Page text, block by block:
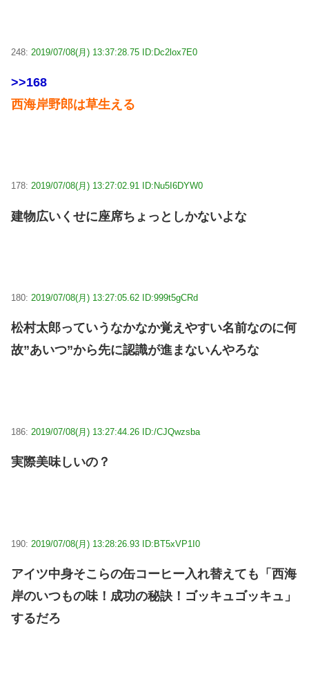
248: 2019/07/08(月) 13:37:28.75 ID:Dc2lox7E0
>>168
西海岸野郎は草生える
178: 2019/07/08(月) 13:27:02.91 ID:Nu5I6DYW0
建物広いくせに座席ちょっとしかないよな
180: 2019/07/08(月) 13:27:05.62 ID:999t5gCRd
松村太郎っていうなかなか覚えやすい名前なのに何
故”あいつ”から先に認識が進まないんやろな
186: 2019/07/08(月) 13:27:44.26 ID:/CJQwzsba
実際美味しいの？
190: 2019/07/08(月) 13:28:26.93 ID:BT5xVP1I0
アイツ中身そこらの缶コーヒー入れ替えても「西海
岸のいつもの味！成功の秘訣！ゴッキュゴッキュ」
するだろ